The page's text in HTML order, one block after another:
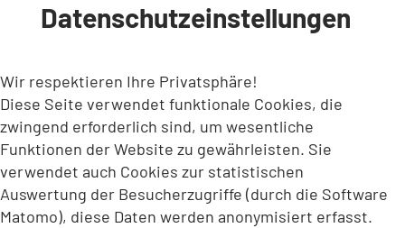
INHALT ANSPRINGEN
Datenschutzeinstellungen
Wir respektieren Ihre Privatsphäre!
Diese Seite verwendet funktionale Cookies, die
zwingend erforderlich sind, um wesentliche
Funktionen der Website zu gewährleisten. Sie
verwendet auch Cookies zur statistischen
Auswertung der Besucherzugriffe (durch die Software
Matomo), diese Daten werden anonymisiert erfasst.